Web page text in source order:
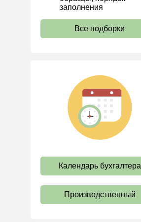
Водный налог
Экологический налог
Налог на игорный бизнес
Возврат и зачет налогов
Налоговые проверки
Ответственность
Статистика
Банк
Онлайн-кассы ККТ ККМ
Блокировка счета
заполнения
Все подборки
Календарь бухгалтера
Производственный